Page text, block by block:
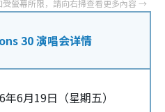
30 演唱会详情
年6月19日（星期五）